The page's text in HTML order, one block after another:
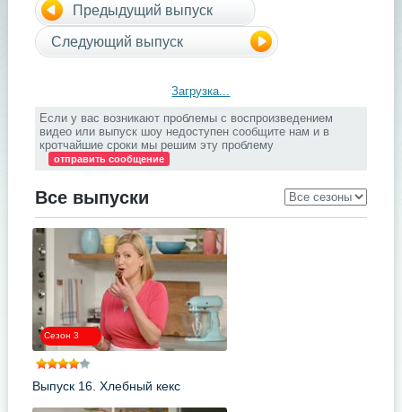
Предыдущий выпуск
Следующий выпуск
Загрузка...
Если у вас возникают проблемы с воспроизведением
видео или выпуск шоу недоступен сообщите нам и в
кротчайшие сроки мы решим эту проблему
отправить сообщение
Все выпуски
Сезон 3
Выпуск 16. Хлебный кекс